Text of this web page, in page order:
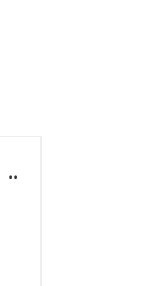
..